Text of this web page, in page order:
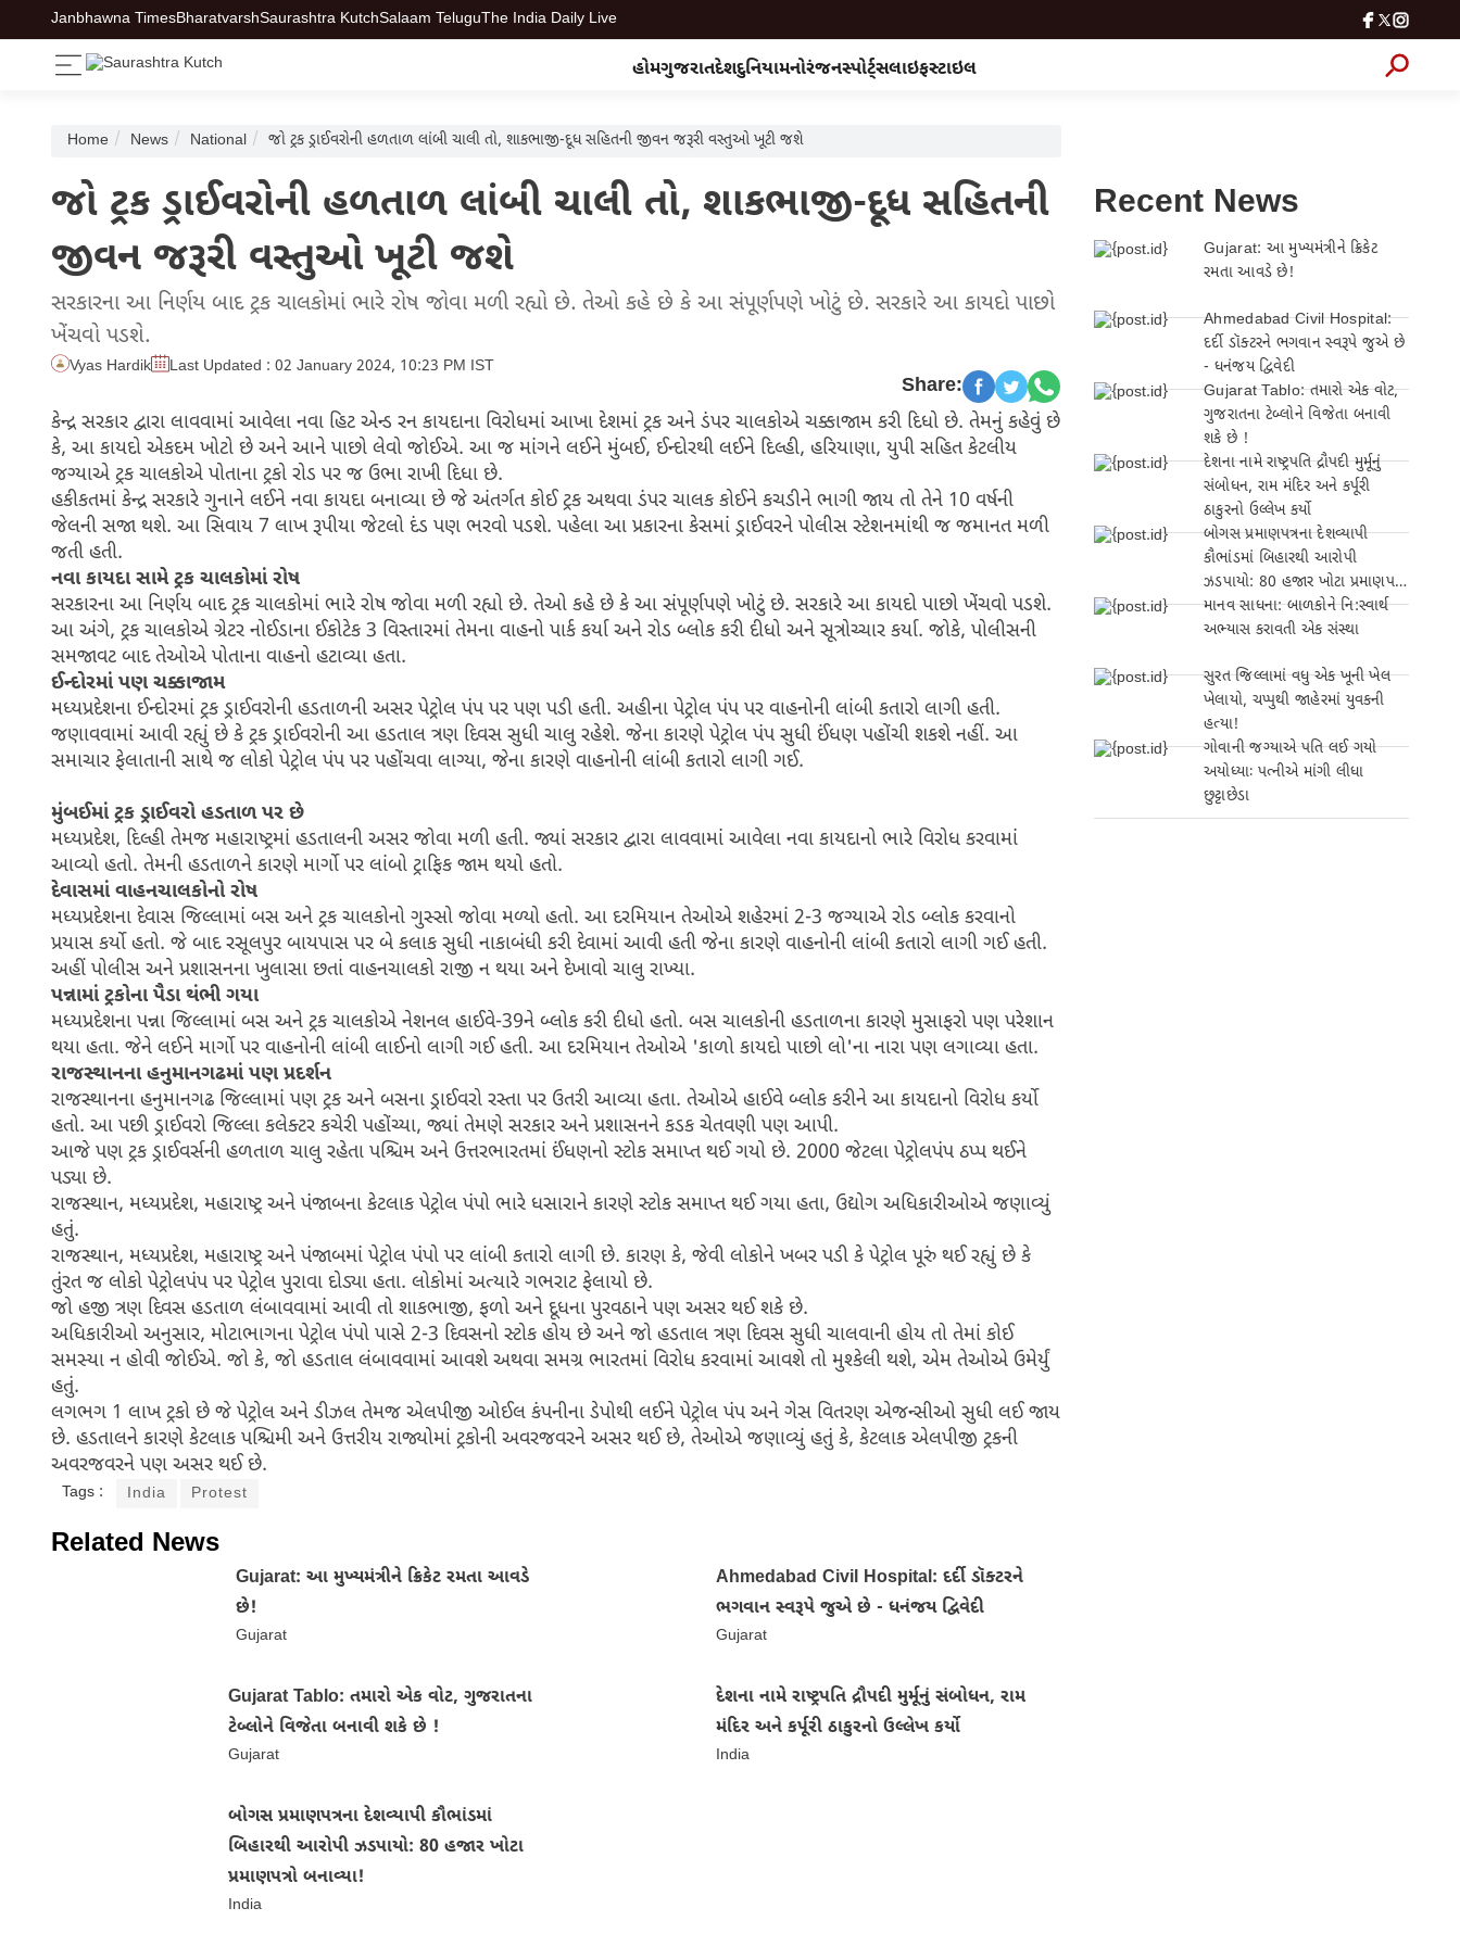
Janbhawna TimesBharatvarshSaurashtra KutchSalaam TeluguThe India Daily Live
હોમગુજરાતદેશદુનિયામનોરંજનસ્પોર્ટ્સલાઇફસ્ટાઇલ
Home News National જો ટ્રક ડ્રાઈવરોની હળતાળ લાંબી ચાલી તો, શાકભાજી-દૂધ સહિતની જીવન જરૂરી વસ્તુઓ ખૂટી જશે
જો ટ્રક ડ્રાઈવરોની હળતાળ લાંબી ચાલી તો, શાકભાજી-દૂધ સહિતની
જીવન જરૂરી વસ્તુઓ ખૂટી જશે
સરકારના આ નિર્ણય બાદ ટ્રક ચાલકોમાં ભારે રોષ જોવા મળી રહ્યો છે. તેઓ કહે છે કે આ સંપૂર્ણપણે ખોટું છે. સરકારે આ કાયદો પાછો
ખેંચવો પડશે.
Vyas Hardik Last Updated : 02 January 2024, 10:23 PM IST
Share:
કેન્દ્ર સરકાર દ્વારા લાવવામાં આવેલા નવા હિટ એન્ડ રન કાયદાના વિરોધમાં આખા દેશમાં ટ્રક અને ડંપર ચાલકોએ ચક્કાજામ કરી દિધો છે. તેમનું કહેવું છે
કે, આ કાયદો એકદમ ખોટો છે અને આને પાછો લેવો જોઈએ. આ જ માંગને લઈને મુંબઈ, ઈન્દોરથી લઈને દિલ્હી, હરિયાણા, યુપી સહિત કેટલીય
જગ્યાએ ટ્રક ચાલકોએ પોતાના ટ્રકો રોડ પર જ ઉભા રાખી દિધા છે.
હકીકતમાં કેન્દ્ર સરકારે ગુનાને લઈને નવા કાયદા બનાવ્યા છે જે અંતર્ગત કોઈ ટ્રક અથવા ડંપર ચાલક કોઈને કચડીને ભાગી જાય તો તેને 10 વર્ષની
જેલની સજા થશે. આ સિવાય 7 લાખ રૂપીયા જેટલો દંડ પણ ભરવો પડશે. પહેલા આ પ્રકારના કેસમાં ડ્રાઈવરને પોલીસ સ્ટેશનમાંથી જ જમાનત મળી
જતી હતી.
નવા કાયદા સામે ટ્રક ચાલકોમાં રોષ
સરકારના આ નિર્ણય બાદ ટ્રક ચાલકોમાં ભારે રોષ જોવા મળી રહ્યો છે. તેઓ કહે છે કે આ સંપૂર્ણપણે ખોટું છે. સરકારે આ કાયદો પાછો ખેંચવો પડશે.
આ અંગે, ટ્રક ચાલકોએ ગ્રેટર નોઈડાના ઈકોટેક 3 વિસ્તારમાં તેમના વાહનો પાર્ક કર્યા અને રોડ બ્લોક કરી દીધો અને સૂત્રોચ્ચાર કર્યા. જોકે, પોલીસની
સમજાવટ બાદ તેઓએ પોતાના વાહનો હટાવ્યા હતા.
ઈન્દોરમાં પણ ચક્કાજામ
મધ્યપ્રદેશના ઈન્દોરમાં ટ્રક ડ્રાઈવરોની હડતાળની અસર પેટ્રોલ પંપ પર પણ પડી હતી. અહીના પેટ્રોલ પંપ પર વાહનોની લાંબી કતારો લાગી હતી.
જણાવવામાં આવી રહ્યું છે કે ટ્રક ડ્રાઈવરોની આ હડતાલ ત્રણ દિવસ સુધી ચાલુ રહેશે. જેના કારણે પેટ્રોલ પંપ સુધી ઈંધણ પહોંચી શકશે નહીં. આ
સમાચાર ફેલાતાની સાથે જ લોકો પેટ્રોલ પંપ પર પહોંચવા લાગ્યા, જેના કારણે વાહનોની લાંબી કતારો લાગી ગઈ.
મુંબઈમાં ટ્રક ડ્રાઈવરો હડતાળ પર છે
મધ્યપ્રદેશ, દિલ્હી તેમજ મહારાષ્ટ્રમાં હડતાલની અસર જોવા મળી હતી. જ્યાં સરકાર દ્વારા લાવવામાં આવેલા નવા કાયદાનો ભારે વિરોધ કરવામાં
આવ્યો હતો. તેમની હડતાળને કારણે માર્ગો પર લાંબો ટ્રાફિક જામ થયો હતો.
દેવાસમાં વાહનચાલકોનો રોષ
મધ્યપ્રદેશના દેવાસ જિલ્લામાં બસ અને ટ્રક ચાલકોનો ગુસ્સો જોવા મળ્યો હતો. આ દરમિયાન તેઓએ શહેરમાં 2-3 જગ્યાએ રોડ બ્લોક કરવાનો
પ્રયાસ કર્યો હતો. જે બાદ રસૂલપુર બાયપાસ પર બે કલાક સુધી નાકાબંધી કરી દેવામાં આવી હતી જેના કારણે વાહનોની લાંબી કતારો લાગી ગઈ હતી.
અહીં પોલીસ અને પ્રશાસનના ખુલાસા છતાં વાહનચાલકો રાજી ન થયા અને દેખાવો ચાલુ રાખ્યા.
પન્નામાં ટ્રકોના પૈડા થંભી ગયા
મધ્યપ્રદેશના પન્ના જિલ્લામાં બસ અને ટ્રક ચાલકોએ નેશનલ હાઈવે-39ને બ્લોક કરી દીધો હતો. બસ ચાલકોની હડતાળના કારણે મુસાફરો પણ પરેશાન
થયા હતા. જેને લઈને માર્ગો પર વાહનોની લાંબી લાઈનો લાગી ગઈ હતી. આ દરમિયાન તેઓએ 'કાળો કાયદો પાછો લો'ના નારા પણ લગાવ્યા હતા.
રાજસ્થાનના હનુમાનગઢમાં પણ પ્રદર્શન
રાજસ્થાનના હનુમાનગઢ જિલ્લામાં પણ ટ્રક અને બસના ડ્રાઈવરો રસ્તા પર ઉતરી આવ્યા હતા. તેઓએ હાઈવે બ્લોક કરીને આ કાયદાનો વિરોધ કર્યો
હતો. આ પછી ડ્રાઈવરો જિલ્લા કલેક્ટર કચેરી પહોંચ્યા, જ્યાં તેમણે સરકાર અને પ્રશાસનને કડક ચેતવણી પણ આપી.
આજે પણ ટ્રક ડ્રાઈવર્સની હળતાળ ચાલુ રહેતા પશ્ચિમ અને ઉત્તરભારતમાં ઈંધણનો સ્ટોક સમાપ્ત થઈ ગયો છે. 2000 જેટલા પેટ્રોલપંપ ઠપ્પ થઈને
પડ્યા છે.
રાજસ્થાન, મધ્યપ્રદેશ, મહારાષ્ટ્ર અને પંજાબના કેટલાક પેટ્રોલ પંપો ભારે ધસારાને કારણે સ્ટોક સમાપ્ત થઈ ગયા હતા, ઉદ્યોગ અધિકારીઓએ જણાવ્યું
હતું.
રાજસ્થાન, મધ્યપ્રદેશ, મહારાષ્ટ્ર અને પંજાબમાં પેટ્રોલ પંપો પર લાંબી કતારો લાગી છે. કારણ કે, જેવી લોકોને ખબર પડી કે પેટ્રોલ પૂરું થઈ રહ્યું છે કે
તુંરત જ લોકો પેટ્રોલપંપ પર પેટ્રોલ પુરાવા દોડ્યા હતા. લોકોમાં અત્યારે ગભરાટ ફેલાયો છે.
જો હજી ત્રણ દિવસ હડતાળ લંબાવવામાં આવી તો શાકભાજી, ફળો અને દૂધના પુરવઠાને પણ અસર થઈ શકે છે.
અધિકારીઓ અનુસાર, મોટાભાગના પેટ્રોલ પંપો પાસે 2-3 દિવસનો સ્ટોક હોય છે અને જો હડતાલ ત્રણ દિવસ સુધી ચાલવાની હોય તો તેમાં કોઈ
સમસ્યા ન હોવી જોઈએ. જો કે, જો હડતાલ લંબાવવામાં આવશે અથવા સમગ્ર ભારતમાં વિરોધ કરવામાં આવશે તો મુશ્કેલી થશે, એમ તેઓએ ઉમેર્યું
હતું.
લગભગ 1 લાખ ટ્રકો છે જે પેટ્રોલ અને ડીઝલ તેમજ એલપીજી ઓઈલ કંપનીના ડેપોથી લઈને પેટ્રોલ પંપ અને ગેસ વિતરણ એજન્સીઓ સુધી લઈ જાય
છે. હડતાલને કારણે કેટલાક પશ્ચિમી અને ઉત્તરીય રાજ્યોમાં ટ્રકોની અવરજવરને અસર થઈ છે, તેઓએ જણાવ્યું હતું કે, કેટલાક એલપીજી ટ્રકની
અવરજવરને પણ અસર થઈ છે.
Tags : India Protest
Related News
Gujarat: આ મુખ્યમંત્રીને ક્રિકેટ રમતા આવડે
છે!
Gujarat
Ahmedabad Civil Hospital: દર્દી ડૉક્ટરને
ભગવાન સ્વરૂપે જુએ છે - ધનંજય દ્વિવેદી
Gujarat
Gujarat Tablo: તમારો એક વોટ, ગુજરાતના
ટેબ્લોને વિજેતા બનાવી શકે છે !
Gujarat
દેશના નામે રાષ્ટ્રપતિ દ્રૌપદી મુર્મૂનું સંબોધન, રામ
મંદિર અને કર્પૂરી ઠાકુરનો ઉલ્લેખ કર્યો
India
બોગસ પ્રમાણપત્રના દેશવ્યાપી કૌભાંડમાં
બિહારથી આરોપી ઝડપાયો: 80 હજાર ખોટા
પ્રમાણપત્રો બનાવ્યા!
India
Recent News
Gujarat: આ મુખ્યમંત્રીને ક્રિકેટ
રમતા આવડે છે!
Ahmedabad Civil Hospital:
દર્દી ડૉક્ટરને ભગવાન સ્વરૂપે જુએ છે
- ધનંજય દ્વિવેદી
Gujarat Tablo: તમારો એક વોટ,
ગુજરાતના ટેબ્લોને વિજેતા બનાવી
શકે છે !
દેશના નામે રાષ્ટ્રપતિ દ્રૌપદી મુર્મૂનું
સંબોધન, રામ મંદિર અને કર્પૂરી
ઠાકુરનો ઉલ્લેખ કર્યો
બોગસ પ્રમાણપત્રના દેશવ્યાપી
કૌભાંડમાં બિહારથી આરોપી
ઝડપાયો: 80 હજાર ખોટા પ્રમાણપત્રો
બનાવ્યા!
માનવ સાધના: બાળકોને નિ:સ્વાર્થ
અભ્યાસ કરાવતી એક સંસ્થા
સુરત જિલ્લામાં વધુ એક ખૂની ખેલ
ખેલાયો, ચપ્પુથી જાહેરમાં યુવકની
હત્યા!
ગોવાની જગ્યાએ પતિ લઈ ગયો
અયોધ્યાઃ પત્નીએ માંગી લીધા
છુટ્ટાછેડા